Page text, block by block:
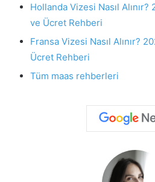
Hollanda Vizesi Nasıl
ve Ücret Rehberi
Fransa Vizesi Nasıl Alınır?
Ücret Rehberi
Tüm maas rehberleri